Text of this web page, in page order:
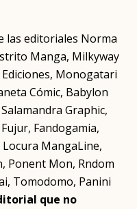
las editoriales Norma
Manga, Milkyway
Monogatari
Cómic, Babylon
Graphic,
Fandogamia,
MangaLine,
Ponent Mon, Rndom
Tomodomo, Panini
que no